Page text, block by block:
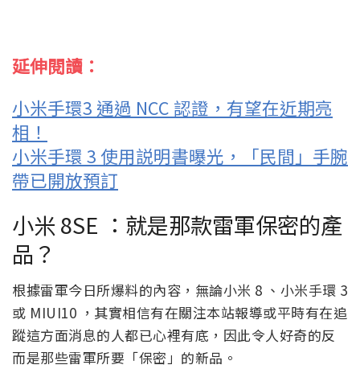
延伸閱讀：
小米手環3 通過 NCC 認證，有望在近期亮
相！
小米手環 3 使用説明書曝光，「民間」手腕
帶已開放預訂
小米 8SE ：就是那款雷軍保密的產
品？
根據雷軍今日所爆料的內容，無論小米 8 、小米手環 3
或 MIUI10 ，其實相信有在關注本站報導或平時有在追
蹤這方面消息的人都已心裡有底，因此令人好奇的反
而是那些雷軍所要「保密」的新品。